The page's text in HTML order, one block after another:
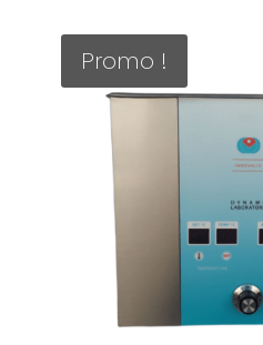
Promo !